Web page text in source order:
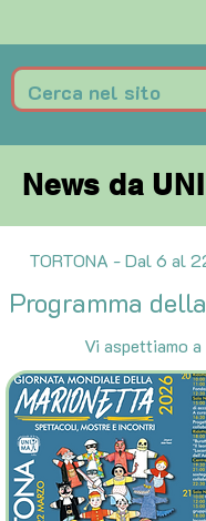
News da
News da
TORTONA - Dal 6 al
Programma
Vi aspettiamo